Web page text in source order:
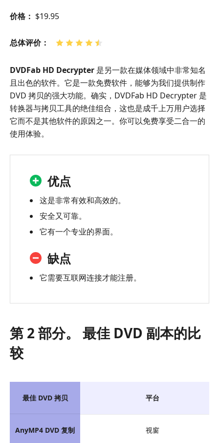
价格： $19.95
总体评价：
DVDFab HD Decrypter 是另一款在媒体领域中非常知名
且出色的软件。它是一款免费软件，能够为我们提供制作
DVD 拷贝的强大功能。确实，DVDFab HD Decrypter 是
转换器与拷贝工具的绝佳组合，这也是成千上万用户选择
它而不是其他软件的原因之一。你可以免费享受二合一的
使用体验。
优点
这是非常有效和高效的。
安全又可靠。
它有一个专业的界面。
缺点
它需要互联网连接才能注册。
第 2 部分。 最佳 DVD 副本的比
较
最佳 DVD 拷贝
AnyMP4 DVD 复制
平台
视窗